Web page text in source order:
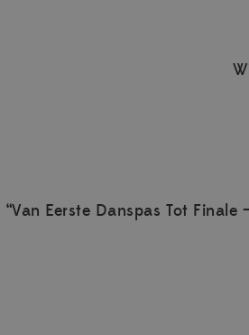
“Van Eerste Danspas Tot